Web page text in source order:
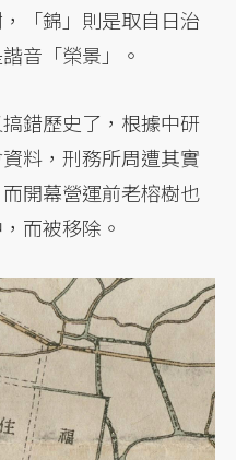
「錦」則是取自日治
音「榮景」。
錯歷史了，根據中研
料，刑務所周遭其實
開幕營運前老榕樹也
而被移除。